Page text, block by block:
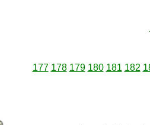
177 178 179 180 181 182